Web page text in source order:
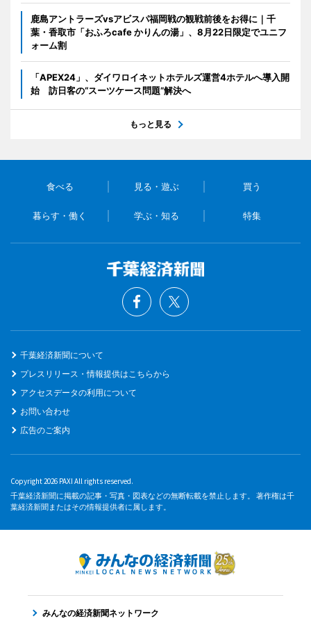
鹿島アントラーズvsアビスパ福岡戦の観戦前後をお得に｜千
葉・香取市「おふろcafe かりんの湯」、8月22日限定でユニフ
ォーム割
「APEX24」、ダイワロイネットホテルズ運営4ホテルへ導入開
始 訪日客の“スーツケース問題”解決へ
もっと見る
食べる 見る・遊ぶ 買う
暮らす・働く 学ぶ・知る 特集
千葉経済新聞について
プレスリリース・情報提供はこちらから
アクセスデータの利用について
お問い合わせ
広告のご案内
Copyright 2026 PAXI All rights reserved.
千葉経済新聞に掲載の記事・写真・図表などの無断転載を禁止します。 著作権は千
葉経済新聞またはその情報提供者に属します。
みんなの経済新聞ネットワーク